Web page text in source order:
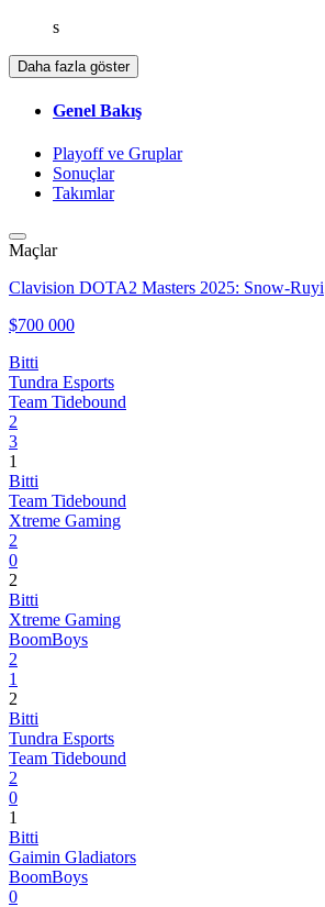
s
Daha fazla göster
Genel Bakış
Playoff ve Gruplar
Sonuçlar
Takımlar
Maçlar
Clavision DOTA2 Masters 2025: Snow-Ruyi
$700 000
Bitti
Tundra Esports
Team Tidebound
2
3
1
Bitti
Team Tidebound
Xtreme Gaming
2
0
2
Bitti
Xtreme Gaming
BoomBoys
2
1
2
Bitti
Tundra Esports
Team Tidebound
2
0
1
Bitti
Gaimin Gladiators
BoomBoys
0